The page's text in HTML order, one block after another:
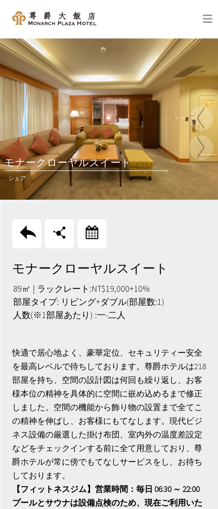
クローヤルスイート
回上頁 分享 訂房
モナークローヤルスイート
89㎡ | ラックレート:NT$19,000+10%
部屋タイプ: リビング+ダブル(部屋数:1)
人数(※1部屋あたり) :一-二人
快適で居心地よく、豪華定位、セキュリティー安全
を最高レベルで待ちしております。尊爵ホテルは218
部屋を持ち、空間の設計図は何回も繰り返し、お客
様本位の精神を具体的に空間に嵌め込めるまで修正
しました。空間の機能から飾り物の設置まで全てこ
の精神を伸ばし、お客様にもてなします。現代ビジ
ネス設備の厳選した掛け布団、室内外の温度差設定
などをチェックインする前に全て用意しており、尊
爵ホテルが常に傍でもてなしサービスをし、お待ち
しております。
【フィットネスジム】営業時間：毎日 06:30 ～ 22:00
プールとサウナは設備点検のため、現在ご利用いた